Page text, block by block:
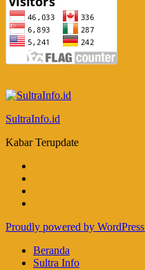
SultraInfo.id
Kabar Terupdate
Proudly powered by WordPress
Beranda
Sultra Info